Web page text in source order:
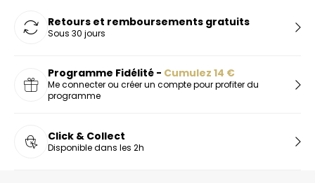
Retours et remboursements gratuits
Sous 30 jours
Programme Fidélité - Cumulez 14 €
Me connecter ou créer un compte pour profiter du
programme
Click & Collect
Disponible dans les 2h